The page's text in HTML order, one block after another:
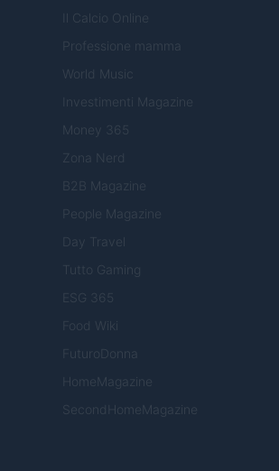
Il Calcio Online
Professione mamma
World Music
Investimenti Magazine
Money 365
Zona Nerd
B2B Magazine
People Magazine
Day Travel
Tutto Gaming
ESG 365
Food Wiki
FuturoDonna
HomeMagazine
SecondHomeMagazine